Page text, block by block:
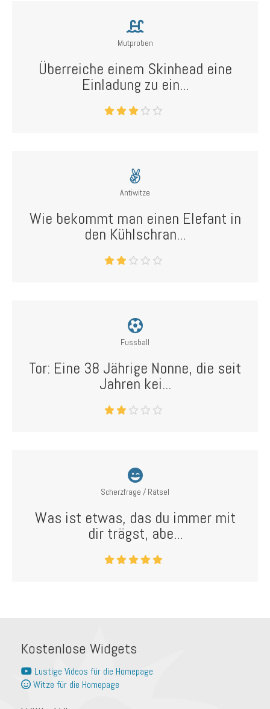
Mutproben
Überreiche einem Skinhead eine
Einladung zu ein...
Antiwitze
Wie bekommt man einen Elefant in
den Kühlschran...
Fussball
Tor: Eine 38 Jährige Nonne, die seit
Jahren kei...
Scherzfrage / Rätsel
Was ist etwas, das du immer mit
dir trägst, abe...
Kostenlose Widgets
Lustige Videos für die Homepage
Witze für die Homepage